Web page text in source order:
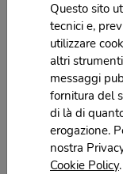
Via
Via
Via
Via
Via
Questo sito
tecnici e,
utilizzare
altri
messaggi
fornitura del
di là di
erogazione.
nostra
Cookie Policy.